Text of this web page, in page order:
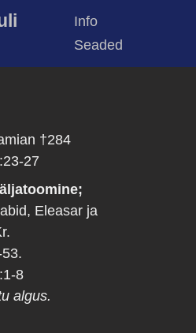
Info
Seaded
†284
27
Eleasar ja
8
algus.